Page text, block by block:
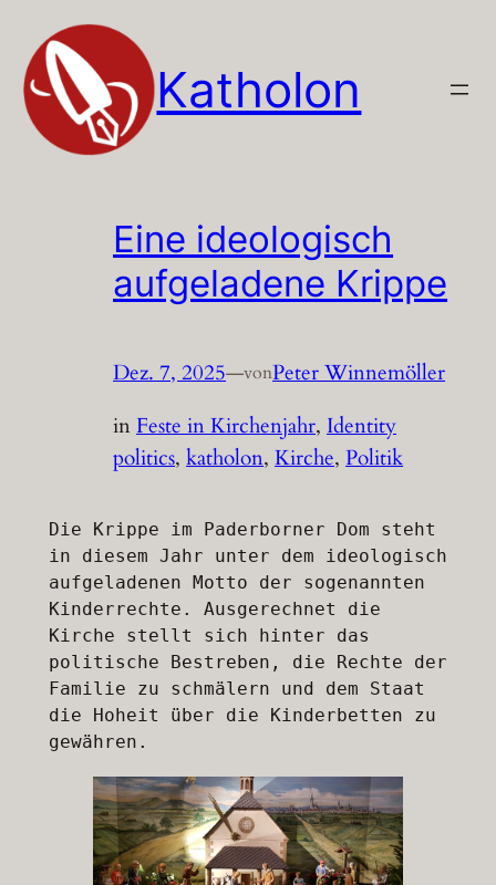
Inhalt
springen
Katholon
Eine ideologisch
aufgeladene Krippe
Dez. 7, 2025—vonPeter Winnemöller
in Feste in Kirchenjahr, Identity
politics, katholon, Kirche, Politik
Die Krippe im Paderborner Dom steht
in diesem Jahr unter dem ideologisch
aufgeladenen Motto der sogenannten
Kinderrechte. Ausgerechnet die
Kirche stellt sich hinter das
politische Bestreben, die Rechte der
Familie zu schmälern und dem Staat
die Hoheit über die Kinderbetten zu
gewähren.